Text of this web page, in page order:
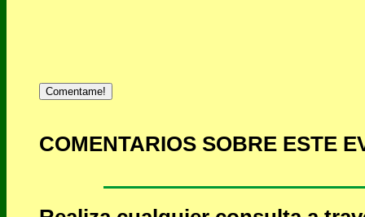
Comentame!
COMENTARIOS SOBRE ESTE